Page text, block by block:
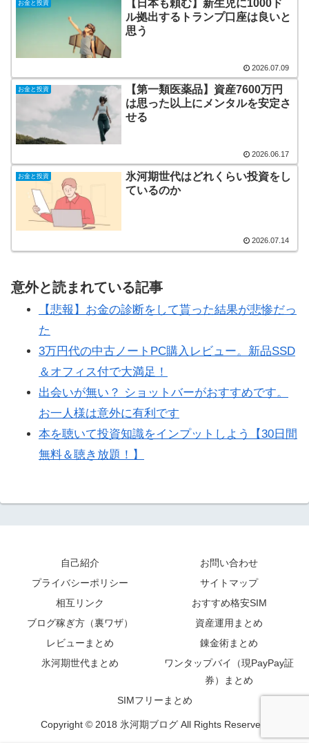
お金と投資
【日本も頼む】新生児に1000ド
ル拠出するトランプ口座は良いと
思う
2026.07.09
お金と投資
【第一類医薬品】資産7600万円
は思った以上にメンタルを安定さ
せる
2026.06.17
お金と投資
氷河期世代はどれくらい投資をし
ているのか
2026.07.14
意外と読まれている記事
【悲報】お金の診断をして貰った結果が悲惨だっ
た
3万円代の中古ノートPC購入レビュー。新品SSD
＆オフィス付で大満足！
出会いが無い？ ショットバーがおすすめです。
お一人様は意外に有利です
本を聴いて投資知識をインプットしよう【30日間
無料＆聴き放題！】
自己紹介
お問い合わせ
プライバシーポリシー
サイトマップ
相互リンク
おすすめ格安SIM
ブログ稼ぎ方（裏ワザ）
資産運用まとめ
レビューまとめ
錬金術まとめ
氷河期世代まとめ
ワンタップバイ（現PayPay証
券）まとめ
SIMフリーまとめ
Copyright © 2018 氷河期ブログ All Rights Reserved.